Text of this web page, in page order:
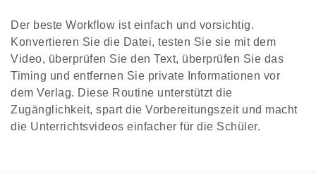
Der beste Workflow ist einfach und vorsichtig.
Konvertieren Sie die Datei, testen Sie sie mit dem
Video, überprüfen Sie den Text, überprüfen Sie das
Timing und entfernen Sie private Informationen vor
dem Verlag. Diese Routine unterstützt die
Zugänglichkeit, spart die Vorbereitungszeit und macht
die Unterrichtsvideos einfacher für die Schüler.